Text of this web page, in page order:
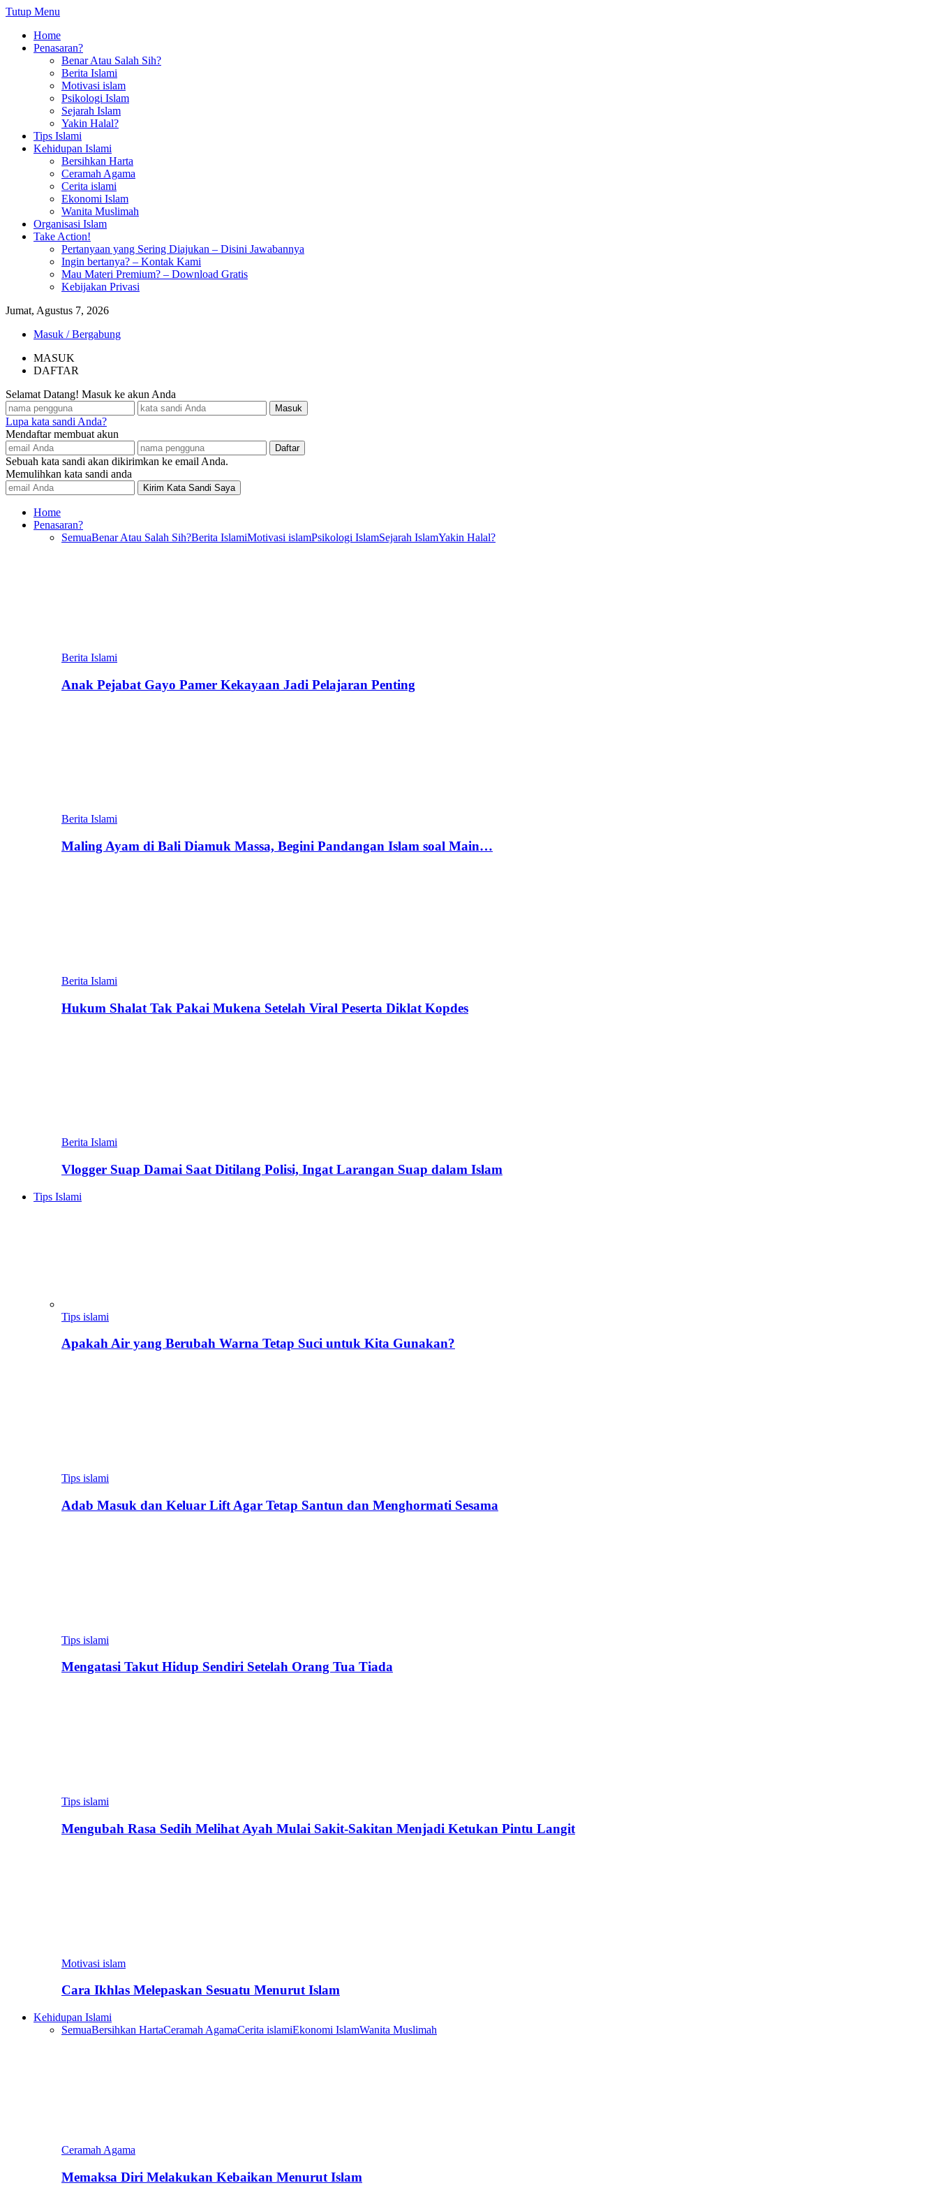
Tutup Menu
Home
Penasaran?
Benar Atau Salah Sih?
Berita Islami
Motivasi islam
Psikologi Islam
Sejarah Islam
Yakin Halal?
Tips Islami
Kehidupan Islami
Bersihkan Harta
Ceramah Agama
Cerita islami
Ekonomi Islam
Wanita Muslimah
Organisasi Islam
Take Action!
Pertanyaan yang Sering Diajukan – Disini Jawabannya
Ingin bertanya? – Kontak Kami
Mau Materi Premium? – Download Gratis
Kebijakan Privasi
Jumat, Agustus 7, 2026
Masuk / Bergabung
MASUK
DAFTAR
Selamat Datang! Masuk ke akun Anda
Lupa kata sandi Anda?
Mendaftar membuat akun
Sebuah kata sandi akan dikirimkan ke email Anda.
Memulihkan kata sandi anda
Home
Penasaran?
SemuaBenar Atau Salah Sih?Berita IslamiMotivasi islamPsikologi IslamSejarah IslamYakin Halal?
Berita Islami
Anak Pejabat Gayo Pamer Kekayaan Jadi Pelajaran Penting
Berita Islami
Maling Ayam di Bali Diamuk Massa, Begini Pandangan Islam soal Main…
Berita Islami
Hukum Shalat Tak Pakai Mukena Setelah Viral Peserta Diklat Kopdes
Berita Islami
Vlogger Suap Damai Saat Ditilang Polisi, Ingat Larangan Suap dalam Islam
Tips Islami
Tips islami
Apakah Air yang Berubah Warna Tetap Suci untuk Kita Gunakan?
Tips islami
Adab Masuk dan Keluar Lift Agar Tetap Santun dan Menghormati Sesama
Tips islami
Mengatasi Takut Hidup Sendiri Setelah Orang Tua Tiada
Tips islami
Mengubah Rasa Sedih Melihat Ayah Mulai Sakit-Sakitan Menjadi Ketukan Pintu Langit
Motivasi islam
Cara Ikhlas Melepaskan Sesuatu Menurut Islam
Kehidupan Islami
SemuaBersihkan HartaCeramah AgamaCerita islamiEkonomi IslamWanita Muslimah
Ceramah Agama
Memaksa Diri Melakukan Kebaikan Menurut Islam